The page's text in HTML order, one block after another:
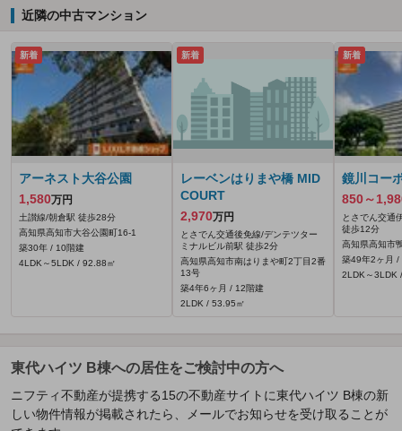
近隣の中古マンション
新着
アーネスト大谷公園
1,580万円
土讃線/朝倉駅 徒歩28分
高知県高知市大谷公園町16-1
築30年 / 10階建
4LDK～5LDK / 92.88㎡
新着
レーベンはりまや橋 MID
COURT
2,970万円
とさでん交通後免線/デンテツター
ミナルビル前駅 徒歩2分
高知県高知市南はりまや町2丁目2番
13号
築4年6ヶ月 / 12階建
2LDK / 53.95㎡
新着
鏡川コー
850～
とさでん交通
徒歩12分
高知県高知市
築49年2ヶ月 /
2LDK～3LDK
東代ハイツ B棟への居住をご検討中の方へ
ニフティ不動産が提携する15の不動産サイトに東代ハイツ B棟の新
しい物件情報が掲載されたら、メールでお知らせを受け取ることが